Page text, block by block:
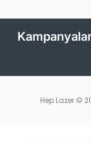
Hep Lazer.©